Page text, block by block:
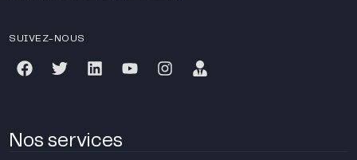
SUIVEZ-NOUS
Nos services